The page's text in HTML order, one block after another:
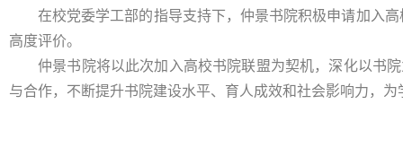
在校党委学工部的指导支持下，仲景书院积极申请加入
高度评价。
仲景书院将以此次加入高校书院联盟为契机，深化以书
与合作，不断提升书院建设水平、育人成效和社会影响力，为